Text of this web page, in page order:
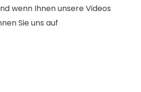
wenn Ihnen unsere Videos
Sie uns auf